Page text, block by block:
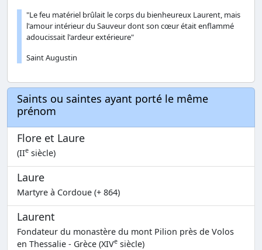
"Le feu matériel brûlait le corps du bienheureux Laurent, mais
l'amour intérieur du Sauveur dont son cœur était enflammé
adoucissait l'ardeur extérieure"
Saint Augustin
Saints ou saintes ayant porté le même
prénom
Flore et Laure
(IIe siècle)
Laure
Martyre à Cordoue (+ 864)
Laurent
Fondateur du monastère du mont Pilion près de Volos
en Thessalie - Grèce (XIVe siècle)